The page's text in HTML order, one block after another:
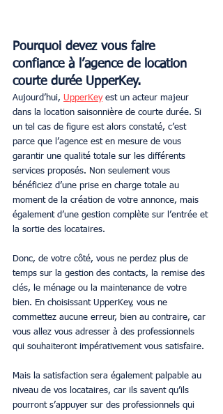
Pourquoi devez vous faire
confiance à l’agence de location
courte durée UpperKey.
Aujourd’hui, UpperKey est un acteur majeur
dans la location saisonnière de courte durée. Si
un tel cas de figure est alors constaté, c’est
parce que l’agence est en mesure de vous
garantir une qualité totale sur les différents
services proposés. Non seulement vous
bénéficiez d’une prise en charge totale au
moment de la création de votre annonce, mais
également d’une gestion complète sur l’entrée et
la sortie des locataires.
Donc, de votre côté, vous ne perdez plus de
temps sur la gestion des contacts, la remise des
clés, le ménage ou la maintenance de votre
bien. En choisissant UpperKey, vous ne
commettez aucune erreur, bien au contraire, car
vous allez vous adresser à des professionnels
qui souhaiteront impérativement vous satisfaire.
Mais la satisfaction sera également palpable au
niveau de vos locataires, car ils savent qu’ils
pourront s’appuyer sur des professionnels qui